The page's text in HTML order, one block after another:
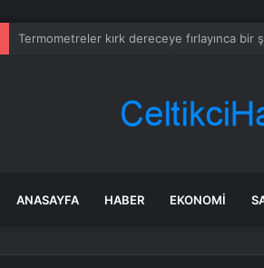
Balıkesir’de Kepsut’a Kent Lokantası ve
ANASAYFA HABER EKONOMI